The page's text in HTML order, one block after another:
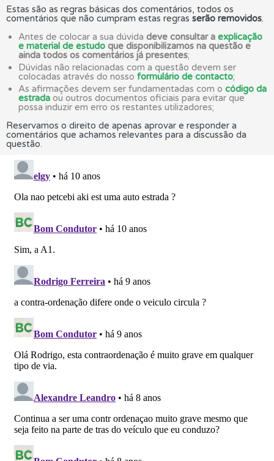
Estas são as regras básicas dos comentários, todos os
comentários que não cumpram estas regras serão removidos.
Antes de colocar a sua dúvida deve consultar a explicação
e material de estudo que disponibilizamos na questão e
ainda todos os comentários já presentes;
Dúvidas não relacionadas com a questão devem ser
colocadas através do nosso formulário de contacto;
As afirmações devem ser fundamentadas com o código da
estrada ou outros documentos oficiais para evitar que
possa induzir em erro os restantes utilizadores;
Reservamos o direito de apenas aprovar e responder a
comentários que achamos relevantes para a discussão da
questão.